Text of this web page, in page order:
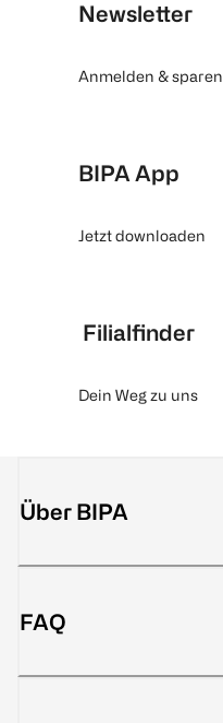
Newsletter
Anmelden & sparen
BIPA App
Jetzt downloaden
Filialfinder
Dein Weg zu uns
Über BIPA
FAQ